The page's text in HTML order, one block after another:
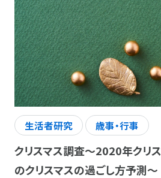
生活者研究 歳事・行事
クリスマス調査～2020年クリ
のクリスマスの過ごし方予測～